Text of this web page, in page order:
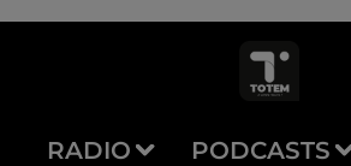
RADIO PODCASTS